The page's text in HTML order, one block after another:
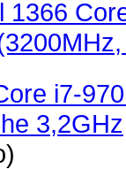
1366
i7-
3,2GHz